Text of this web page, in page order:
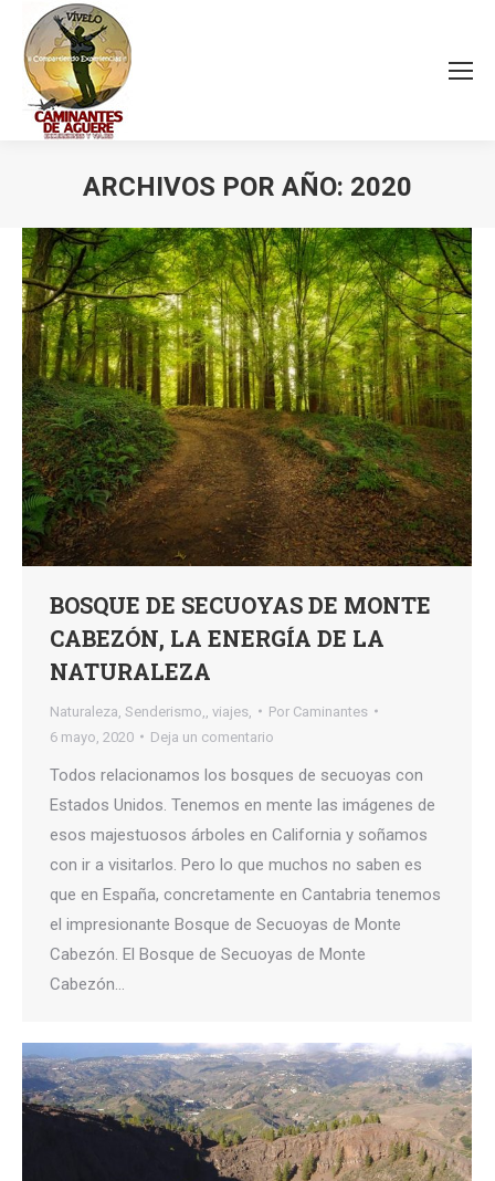
ARCHIVOS POR AÑO: 2020
BOSQUE DE SECUOYAS DE MONTE
CABEZÓN, LA ENERGÍA DE LA
NATURALEZA
Naturaleza Senderismo, viajes, Por Caminantes
6 mayo, 2020
Deja un comentario
Todos relacionamos los bosques de secuoyas con
Estados Unidos. Tenemos en mente las imágenes de
esos majestuosos árboles en California y soñamos
con ir a visitarlos. Pero lo que muchos no saben es
que en España, concretamente en Cantabria tenemos
el impresionante Bosque de Secuoyas de Monte
Cabezón. El Bosque de Secuoyas de Monte
Cabezón…